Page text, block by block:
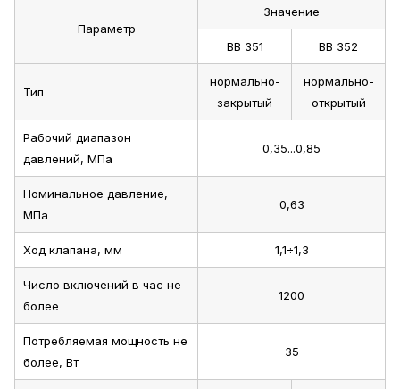
Параметр
Значение
ВВ 351 ВВ 352
Тип
нормально-
закрытый
нормально-
открытый
Рабочий диапазон
давлений, МПа
0,35...0,85
Номинальное давление,
МПа
0,63
Ход клапана, мм 1,1÷1,3
Число включений в час не
более
1200
Потребляемая мощность не
более, Вт
35